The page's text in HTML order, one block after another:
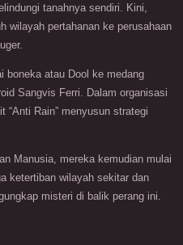
tanahnya sendiri. Kini,
wilayah pertahanan ke perusahaan
boneka atau Dool ke medang
Sangvis Ferri. Dalam organisasi
Rain” menyusun strategi
Manusia, mereka kemudian mulai
ketertiban wilayah sekitar dan
misteri di balik perang ini.